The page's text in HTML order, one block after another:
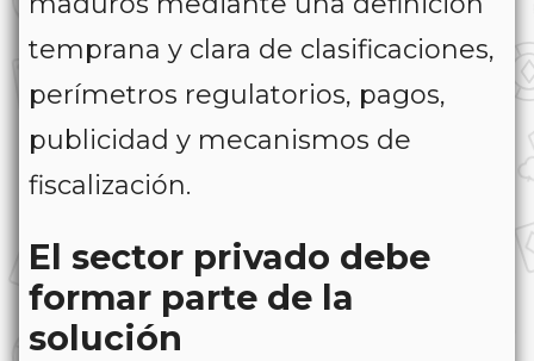
temprana y clara de clasificaciones,
perímetros regulatorios, pagos,
publicidad y mecanismos de
fiscalización.
El sector privado debe
formar parte de la
solución